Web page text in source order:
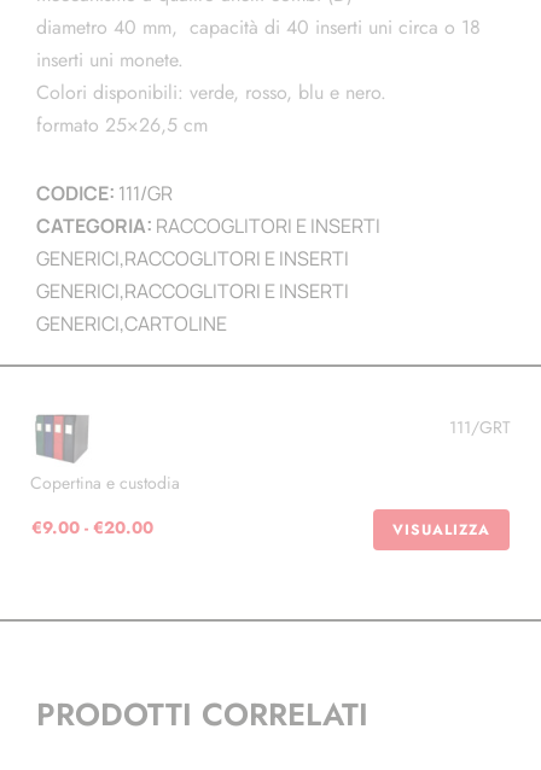
diametro 40 mm, capacità di 40 inserti uni circa o 18
inserti uni monete.
Colori disponibili: verde, rosso, blu e nero.
formato 25×26,5 cm
CODICE: 111/GR
CATEGORIA: RACCOGLITORI E INSERTI
GENERICI,RACCOGLITORI E INSERTI
GENERICI,RACCOGLITORI E INSERTI
GENERICI,CARTOLINE
VISUALIZZA
Copertina e custodia
111/GRT
€9.00 - €20.00Fascia
PRODOTTI CORRELATI